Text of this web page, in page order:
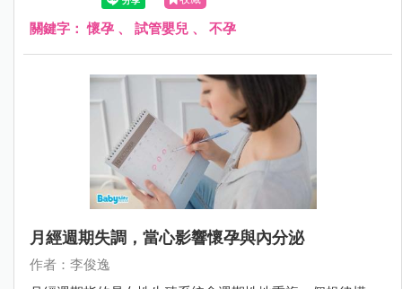
關鍵字：懷孕 、 試管嬰兒 、 不孕
月經週期失調，當心影響懷孕與內分泌
作者：李俊逸